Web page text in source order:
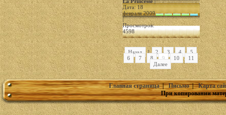
Дата: 18
февраля 2009
|
Просмотров:
4598
Назад 1 2 3 4
5
6
7 8 9 10
11
Далее
Главная страница|Письмо|Карта
При копировании